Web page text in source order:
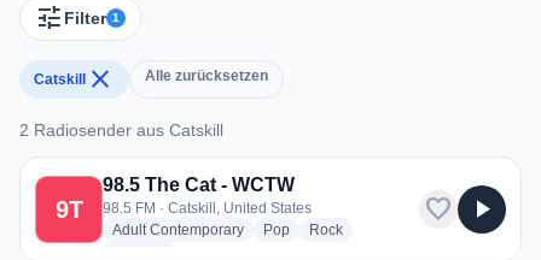
tune Filter 1
Catskill close Alle zurücksetzen
2 Radiosender aus Catskill
2 Radiosender aus Catskill
9T
98.5 The Cat - WCTW
98.5 FM · Catskill, United States
Adult Contemporaryradio stations
Popradio stations
Rockradio stations
favorite play_arrow